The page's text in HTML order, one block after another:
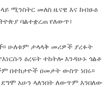
ሚንስትር መለስ ዜናዊ እና ከብፁዕ
ባልተቋረጠ የለውጥ፣
ሁለቱም ታላላቅ መሪዎች ያረፉት
ዕረፍት ተከትሎ እንዳሁኑ ጎልቶ
ዐመታት ውስጥ ነበሩ፡፡
አሁን ላለንበት ለውጥም እንበለው